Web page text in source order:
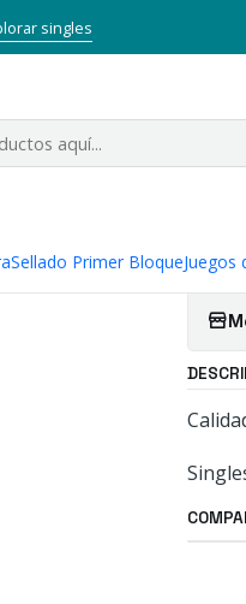
Sellado Primer BloqueJuegos
singles
TCG